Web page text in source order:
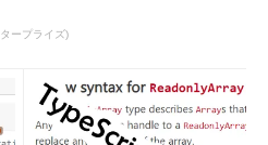
ード： SMTPサーバ
ープライズ)